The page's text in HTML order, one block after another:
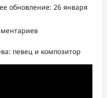
обновление: 26 января